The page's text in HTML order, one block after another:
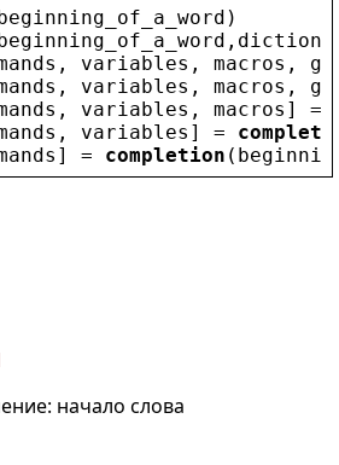
)
,
, variables , macros ,
, variables , macros ,
, variables , macros ] =
, variables ] =
] = completion (
начало слова